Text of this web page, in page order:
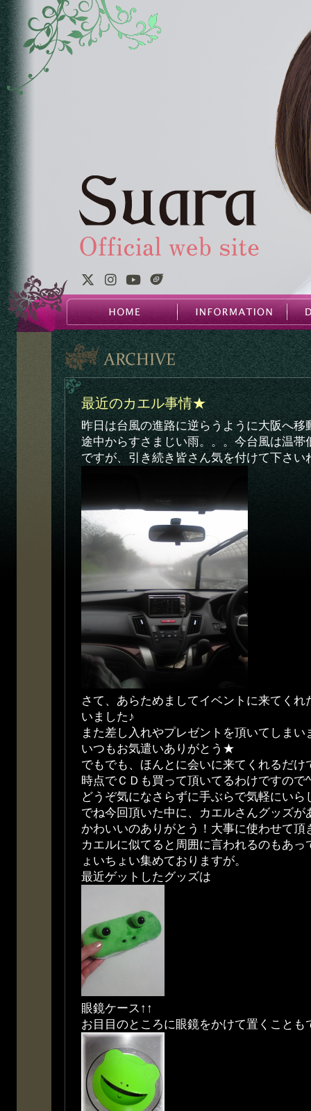
最近のカエル事情★
昨日は台風の進路に逆らうように大阪へ移
途中からすさまじい雨。。。今台風は温帯
ですが、引き続き皆さん気を付けて下さい
さて、あらためましてイベントに来てく
いました♪
また差し入れやプレゼントを頂いてしまい
いつもお気遣いありがとう★
でもでも、ほんとに会いに来てくれるだけ
時点でＣＤも買って頂いてるわけですので
どうぞ気になさらずに手ぶらで気軽にい
でね今回頂いた中に、カエルさんグッズが
かわいいのありがとう！大事に使わせて
カエルに似てると周囲に言われるのもあ
ょいちょい集めておりますが。
最近ゲットしたグッズは
眼鏡ケース↑↑
お目目のところに眼鏡をかけて置くことも